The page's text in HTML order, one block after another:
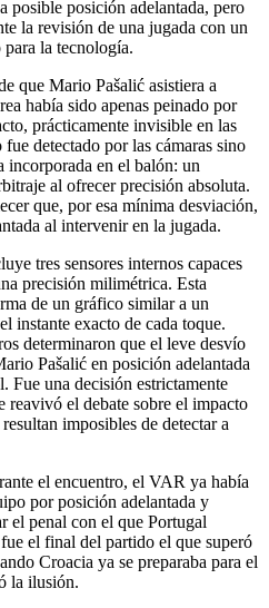
posible posición adelantada, pero
la revisión de una jugada con un
la tecnología.
que Mario Pašalić asistiera a
había sido apenas peinado por
prácticamente invisible en las
detectado por las cámaras sino
incorporada en el balón: un
al ofrecer precisión absoluta.
que, por esa mínima desviación,
al intervenir en la jugada.
tres sensores internos capaces
precisión milimétrica. Esta
de un gráfico similar a un
instante exacto de cada toque.
determinaron que el leve desvío
Pašalić en posición adelantada
Fue una decisión estrictamente
reavivó el debate sobre el impacto
imposibles de detectar a
el encuentro, el VAR ya había
por posición adelantada y
el penal con el que Portugal
el final del partido el que superó
Croacia ya se preparaba para el
la ilusión.